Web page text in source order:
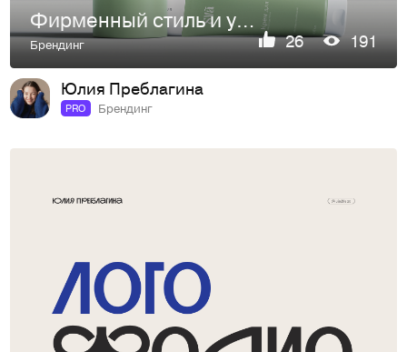
Фирменный стиль и упаковка бренда натуральной косметики
Брендинг 26 191
Юлия Преблагина
PRO Брендинг